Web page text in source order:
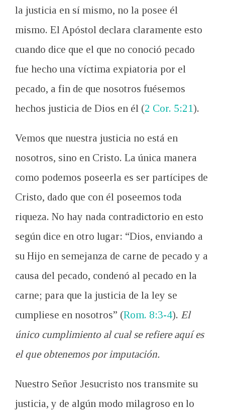
la justicia en sí mismo, no la posee él
mismo. El Apóstol declara claramente esto
cuando dice que el que no conoció pecado
fue hecho una víctima expiatoria por el
pecado, a fin de que nosotros fuésemos
hechos justicia de Dios en él (2 Cor. 5:21).
Vemos que nuestra justicia no está en
nosotros, sino en Cristo. La única manera
como podemos poseerla es ser partícipes de
Cristo, dado que con él poseemos toda
riqueza. No hay nada contradictorio en esto
según dice en otro lugar: “Dios, enviando a
su Hijo en semejanza de carne de pecado y a
causa del pecado, condenó al pecado en la
carne; para que la justicia de la ley se
cumpliese en nosotros” (Rom. 8:3-4). El
único cumplimiento al cual se refiere aquí es
el que obtenemos por imputación.
Nuestro Señor Jesucristo nos transmite su
justicia, y de algún modo milagroso en lo